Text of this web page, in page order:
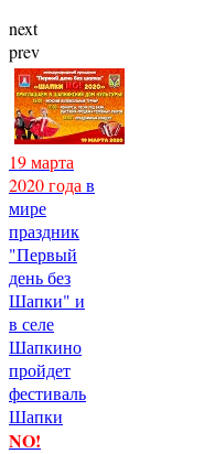
next
prev
19 марта
2020 года в
мире
праздник
"Первый
день без
Шапки" и
в селе
Шапкино
пройдет
фестиваль
Шапки
NO!